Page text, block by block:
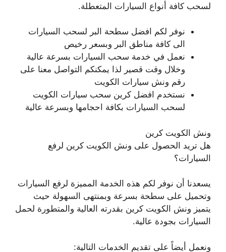
لسحب كافة أنواع السيارات المتعطلة.
نوفر لكم افضل سطحة البر لسحب السيارات
الى كافة مناطق البر وبسعر رخيص
نعمل في خدمة سحب السيارات بسرعة عالية
وخلال وقت قصير لذا يمكنكم التواصل معنا على
رقم ونش سيارات الكويت
نستخدم افضل كرين سحب سيارات الكويت
لسحب السيارات بكافة احجامها وبسرعة عالية
ونش الكويت كرين
هل تريد الحصول على ونش الكويت كرين لرفع
السيارات؟
يسعدنا أن نوفر لكم هذه الخدمة المميزة لرفع السيارات
وتحميل على سطحة بسرعة وبمنتهى السهولة حيث
يتميز ونش الكويت كرين بقدرته العالية والمتطورة لحمل
السيارات بجودة عالية.
ونعمل أيضاً على تقديم الخدمات التالية: